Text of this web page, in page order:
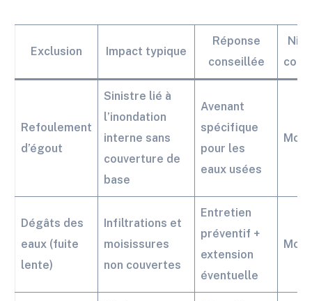
Exclusion Impact typique
Réponse
conseillée
Refoulement
d’égout
Sinistre lié à
l’inondation
interne sans
couverture de
base
Avenant
spécifique
pour les
eaux usées
Dégâts des
eaux (fuite
lente)
Infiltrations et
moisissures
non couvertes
Entretien
préventif +
extension
éventuelle